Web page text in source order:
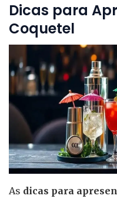
Dicas para
Coquetel
As dicas para